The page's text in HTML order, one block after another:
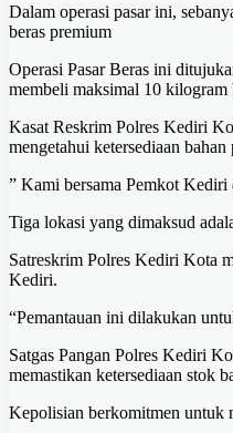
Dalam operasi pasar ini,
beras premium
Operasi Pasar Beras ini
membeli maksimal 10 kilogram
Kasat Reskrim Polres Kediri
mengetahui ketersediaan
” Kami bersama Pemkot
Tiga lokasi yang dimaksud
Satreskrim Polres Kediri Kota
Kediri.
“Pemantauan ini dilakukan
Satgas Pangan Polres Kediri
memastikan ketersediaan stok
Kepolisian berkomitmen untuk